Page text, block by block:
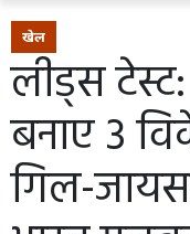
खेल
लीड्स
बनाए 3
गिल-